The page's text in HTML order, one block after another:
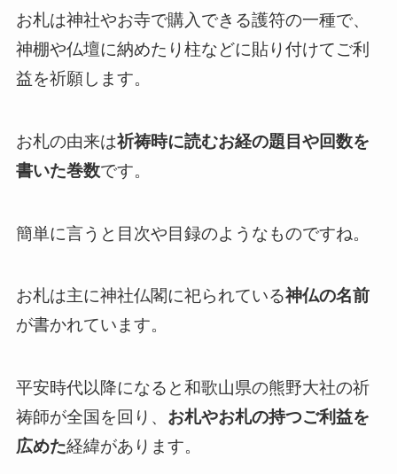
お札は神社やお寺で購入できる護符の一種で、
神棚や仏壇に納めたり柱などに貼り付けてご利
益を祈願します。
お札の由来は祈祷時に読むお経の題目や回数を
書いた巻数です。
簡単に言うと目次や目録のようなものですね。
お札は主に神社仏閣に祀られている神仏の名前
が書かれています。
平安時代以降になると和歌山県の熊野大社の祈
祷師が全国を回り、 お札やお札の持つご利益を
広めた経緯があります。